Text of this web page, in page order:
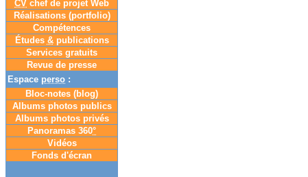
CV chef de projet Web
Réalisations (portfolio)
Compétences
Études &publications
Services gratuits
Revue de presse
Espace perso :
Bloc-notes (blog)
Albums photos publics
Albums photos privés
Panoramas 360°
Vidéos
Fonds d'écran